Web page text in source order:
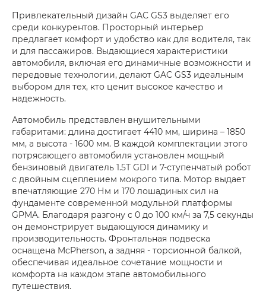
Привлекательный дизайн GAC GS3 выделяет его
среди конкурентов. Просторный интерьер
предлагает комфорт и удобство как для водителя, так
и для пассажиров. Выдающиеся характеристики
автомобиля, включая его динамичные возможности и
передовые технологии, делают GAC GS3 идеальным
выбором для тех, кто ценит высокое качество и
надежность.
Автомобиль представлен внушительными
габаритами: длина достигает 4410 мм, ширина – 1850
мм, а высота - 1600 мм. В каждой комплектации этого
потрясающего автомобиля установлен мощный
бензиновый двигатель 1.5T GDI и 7-ступенчатый робот
с двойным сцеплением мокрого типа. Мотор выдает
впечатляющие 270 Нм и 170 лошадиных сил на
фундаменте современной модульной платформы
GPMA. Благодаря разгону с 0 до 100 км/ч за 7,5 секунды
он демонстрирует выдающуюся динамику и
производительность. Фронтальная подвеска
оснащена McPherson, а задняя - торсионной балкой,
обеспечивая идеальное сочетание мощности и
комфорта на каждом этапе автомобильного
путешествия.